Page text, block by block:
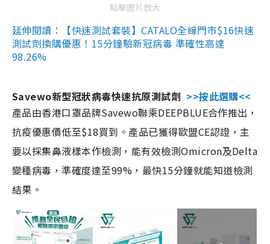
點擊圖片放大
延伸閱讀：【快速測試套裝】CATALO全線門市$16快速
測試劑換購優惠！15分鐘驗新冠病毒 準確性高達
98.26%
Savewo新型冠狀病毒快速抗原測試劑 >>按此選購<<
產品由香港口罩品牌Savewo聯乘DEEPBLUE合作推出，
抗疫優惠價低至$18買到。產品已獲得歐盟CE認證，主
要以採集鼻液樣本作檢測，能有效檢測Omicron及Delta
變種病毒，準確度達至99%，最快15分鐘就能知道檢測
結果。